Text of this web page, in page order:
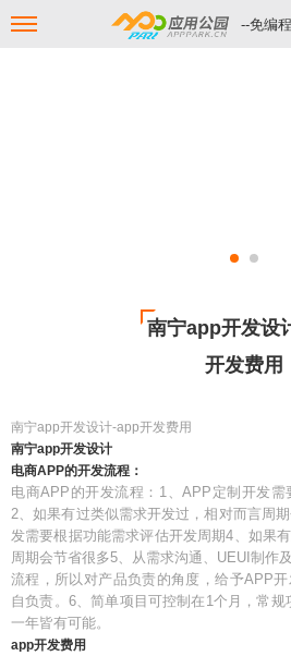
--免编
南宁app开发设
开发费用
南宁app开发设计-app开发费用
南宁app开发设计
电商APP的开发流程：
电商APP的开发流程：1、APP定制开发
2、如果有过类似需求开发过，相对而言周
发需要根据功能需求评估开发周期4、如果
周期会节省很多5、从需求沟通、UEUI制作
流程，所以对产品负责的角度，给予APP
自负责。6、简单项目可控制在1个月，常
一年皆有可能。
app开发费用